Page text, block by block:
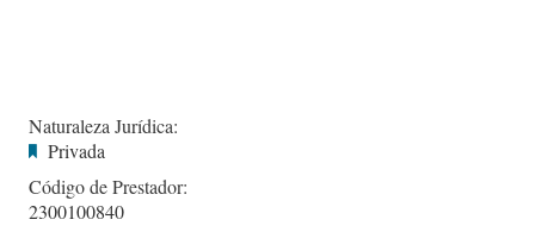
Naturaleza Jurídica:
Privada
Código de Prestador:
2300100840